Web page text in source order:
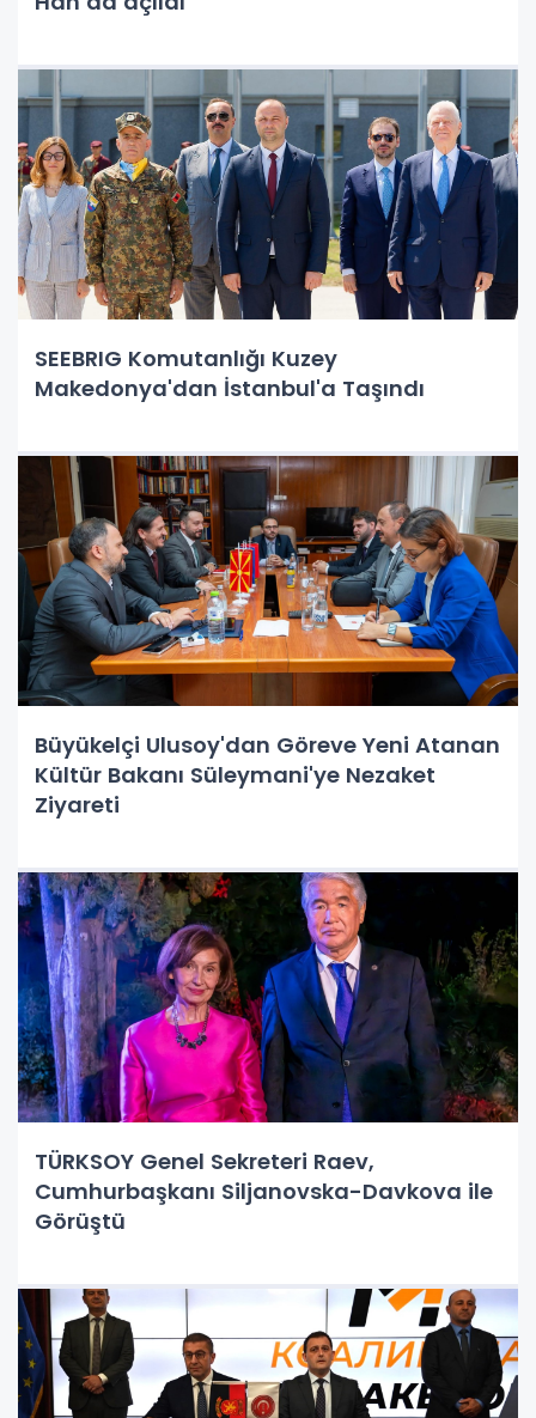
SEEBRIG Komutanlığı Kuzey
Makedonya'dan İstanbul'a Taşındı
Büyükelçi Ulusoy'dan Göreve Yeni Atanan
Kültür Bakanı Süleymani'ye Nezaket
Ziyareti
TÜRKSOY Genel Sekreteri Raev,
Cumhurbaşkanı Siljanovska-Davkova ile
Görüştü